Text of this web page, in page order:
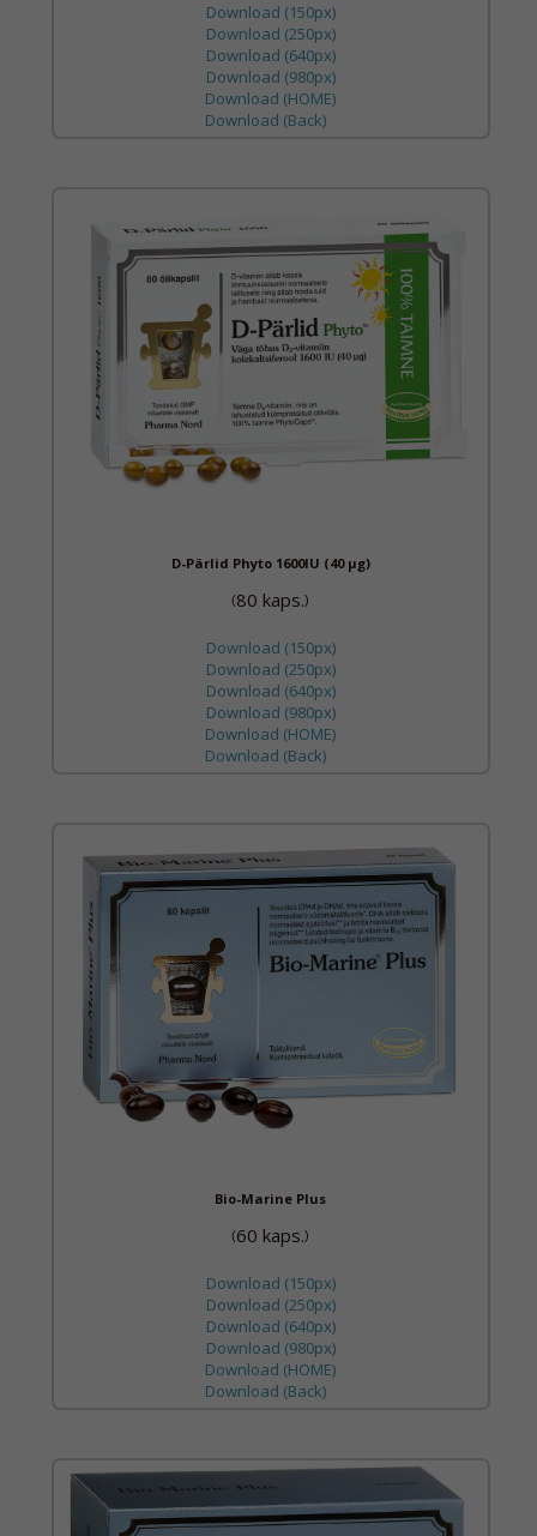
Download (150px)
Download (250px)
Download (640px)
Download (980px)
Download (HOME)
Download (Back)
D-Pärlid Phyto 1600IU (40 µg)
(80 kaps.)
Download (150px)
Download (250px)
Download (640px)
Download (980px)
Download (HOME)
Download (Back)
Bio-Marine Plus
(60 kaps.)
Download (150px)
Download (250px)
Download (640px)
Download (980px)
Download (HOME)
Download (Back)